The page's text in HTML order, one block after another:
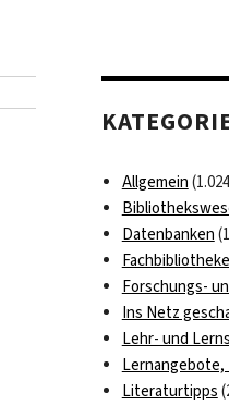
Allgemein
Datenbanken
Forschungs-
Ins Netz
Lehr- und
Lernangebote,
Literaturtipps